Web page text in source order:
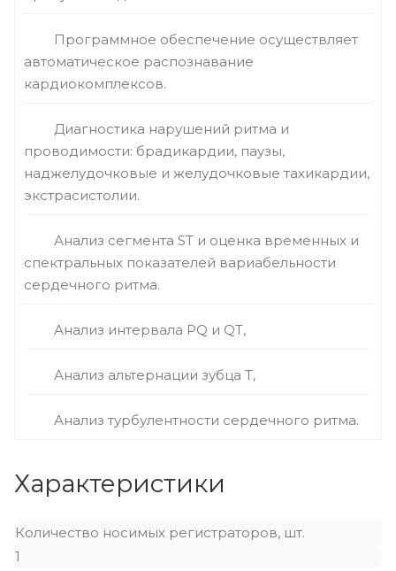
Программное обеспечение осуществляет
автоматическое распознавание
кардиокомплексов.
Диагностика нарушений ритма и
проводимости: брадикардии, паузы,
наджелудочковые и желудочковые тахикардии,
экстрасистолии.
Анализ сегмента ST и оценка временных и
спектральных показателей вариабельности
сердечного ритма.
Анализ интервала PQ и QT,
Анализ альтернации зубца T,
Анализ турбулентности сердечного ритма.
Характеристики
Количество носимых регистраторов, шт.
1